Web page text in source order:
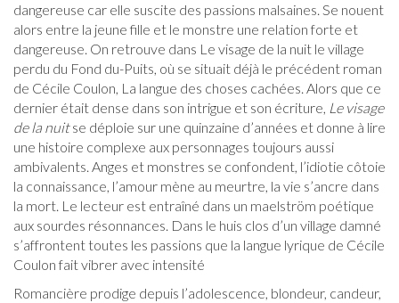
dangereuse car elle suscite des passions malsaines. Se nouent
alors entre la jeune fille et le monstre une relation forte et
dangereuse. On retrouve dans Le visage de la nuit le village
perdu du Fond du-Puits, où se situait déjà le précédent roman
de Cécile Coulon, La langue des choses cachées. Alors que ce
dernier était dense dans son intrigue et son écriture, Le visage
de la nuitse déploie sur une quinzaine d’années et donne à lire
une histoire complexe aux personnages toujours aussi
ambivalents. Anges et monstres se confondent, l’idiotie côtoie
la connaissance, l’amour mène au meurtre, la vie s’ancre dans
la mort. Le lecteur est entraîné dans un maelström poétique
aux sourdes résonnances. Dans le huis clos d’un village damné
s’affrontent toutes les passions que la langue lyrique de Cécile
Coulon fait vibrer avec intensité
Romancière prodige depuis l’adolescence, blondeur, candeur,